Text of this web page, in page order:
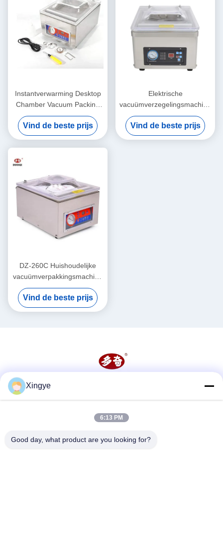
Instantverwarming Desktop
Chamber Vacuum Packing
Machine voor goederen
Vind de beste prijs
Elektrische
vacuümverzegelingsmachine
voor huishoudelijke en
commerciële verpakkingen
Vind de beste prijs
DZ-260C Huishoudelijke
vacuümverpakkingsmachine
voor voedsel en groenten
260 mm kamergrootte
Vind de beste prijs
Xingye
6:13 PM
Good day, what product are you looking for?